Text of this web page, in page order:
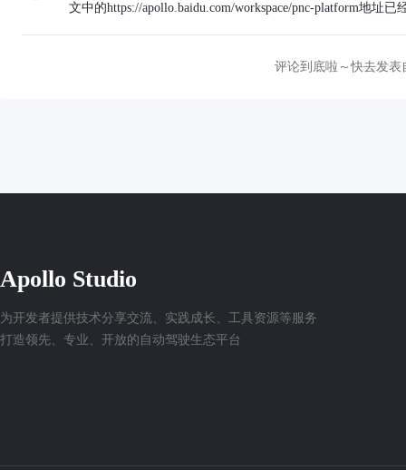
文中的https://apollo.baidu.com/workspace/pnc-platform地址
评论到底啦～快去发
Apollo Studio
为开发者提供技术分享交流、实践成长、工具资源等服务
打造领先、专业、开放的自动驾驶生态平台